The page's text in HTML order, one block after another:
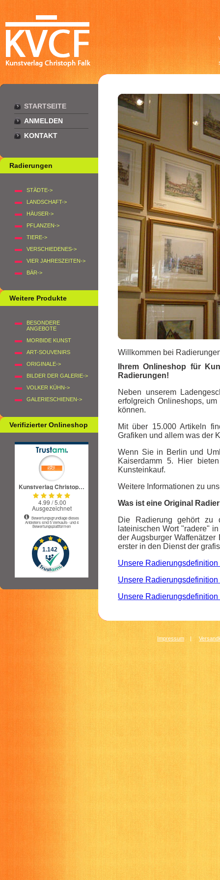
STARTSEITE
ANMELDEN
KONTAKT
Radierungen
STÄDTE->
LANDSCHAFT->
HÄUSER->
PFLANZEN->
TIERE->
VERSCHIEDENES->
VIER JAHRESZEITEN->
BÄR->
Weitere Produkte
BESONDERE
ANGEBOTE
MORBIDE KUNST
ART-SOUVENIRS
ORIGINALE->
BILDER DER GALERIE->
VOLKER KÜHN->
GALERIESCHIENEN->
Verifizierter Onlineshop
Willkommen bei
Ihrem Onlineshop für
Radierungen!
Neben unserem
erfolgreich Onlineshops,
können.
Mit über 15.000 Artikeln
Grafiken und allem was der
Wenn Sie in Berlin und
Kaiserdamm 5. Hier
Kunsteinkauf.
Weitere Informationen zu
Was ist eine Original
Die Radierung gehört zu
lateinischen Wort "radere"
der Augsburger
erster in den Dienst der
Unsere Radierungsdefinition
Unsere
Unsere
Impressum |